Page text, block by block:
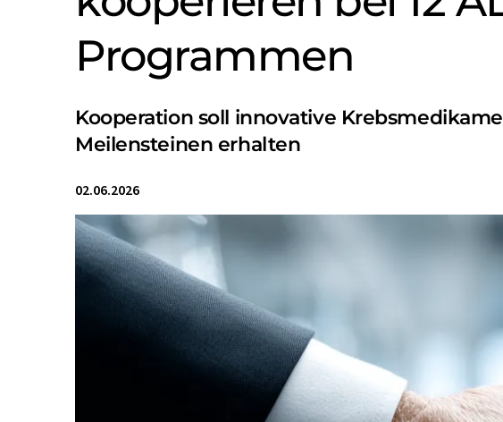
Programmen
Kooperation soll innovative
Meilensteinen erhalten
02.06.2026